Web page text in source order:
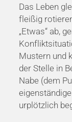
Das Leben
fleißig
„Etwas“ ab,
Mustern und
der Stelle in
Nabe (dem
urplötzlich